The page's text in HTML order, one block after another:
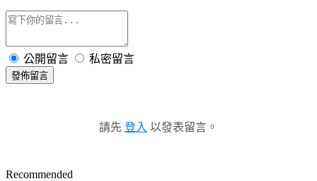
公開留言 私密留言
發佈留言
請先 登入 以發表留言。
Recommended